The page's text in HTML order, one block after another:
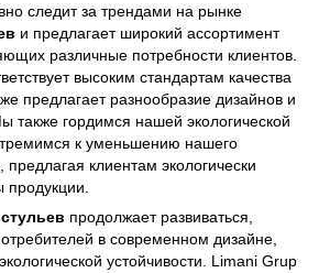
следит за трендами на рынке
и предлагает широкий ассортимент
различные потребности клиентов.
высоким стандартам качества
предлагает разнообразие дизайнов и
также гордимся нашей экологической
к уменьшению нашего
предлагая клиентам экологически
продолжает развиваться,
в современном дизайне,
устойчивости. Limani Grup